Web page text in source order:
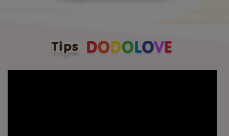
Tips